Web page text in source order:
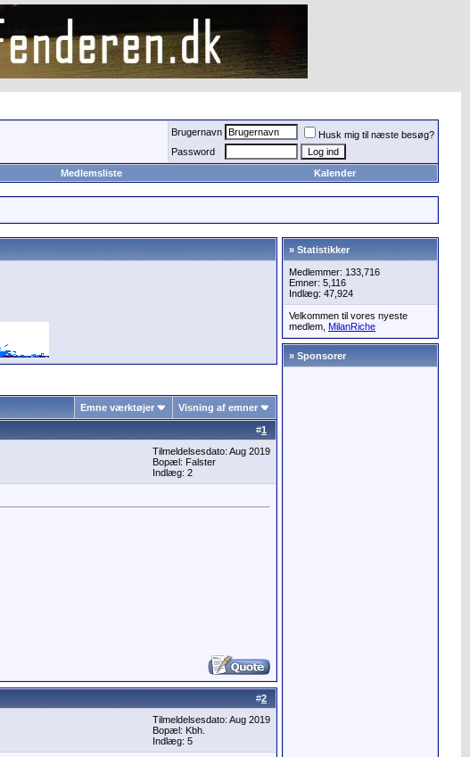
Brugernavn
Husk mig til næste besøg?
Password
Medlemsliste Kalender
Emne værktøjer Visning af emner
#1
Tilmeldelsesdato: Aug 2019
Bopæl: Falster
Indlæg: 2
#2
Tilmeldelsesdato: Aug 2019
Bopæl: Kbh.
Indlæg: 5
» Statistikker
Medlemmer: 133,716
Emner: 5,116
Indlæg: 47,924
Velkommen til vores nyeste
medlem, MilanRiche
» Sponsorer